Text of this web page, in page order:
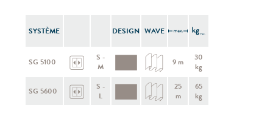
SYSTÈME DESIGN WAVE
SG 5100
S -
M
9 m
30
kg
SG 5600
S -
L
25
m
65
kg